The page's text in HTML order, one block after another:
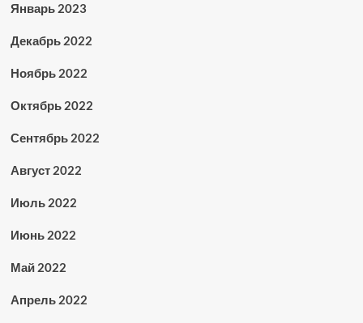
Январь 2023
Декабрь 2022
Ноябрь 2022
Октябрь 2022
Сентябрь 2022
Август 2022
Июль 2022
Июнь 2022
Май 2022
Апрель 2022